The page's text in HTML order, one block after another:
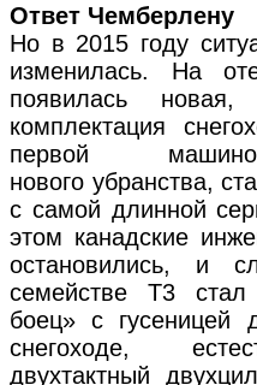
Ответ Чемберлену
Но в 2015 году
изменилась. На
появилась новая,
комплектация
первой
нового убранства,
с самой длинной
этом канадские
остановились, и
семействе Т3 стал
боец» с
снегоходе,
двухтактный